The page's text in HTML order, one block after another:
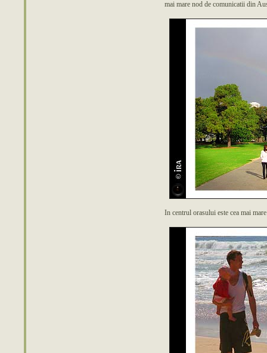
mai mare nod de comunicatii din
In centrul orasului este cea mai